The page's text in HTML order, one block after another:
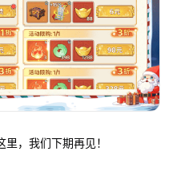
，我们下期再见！